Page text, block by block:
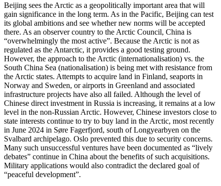
Beijing sees the Arctic as a geopolitically important area that will
gain significance in the long term. As in the Pacific, Beijing can test
its global ambitions and see whether new norms will be accepted
there. As an observer country to the Arctic Council, China is
“overwhelmingly the most active”. Because the Arctic is not as
regulated as the Antarctic, it provides a good testing ground.
However, the approach to the Arctic (inter­nationalisation) vs. the
South China Sea (nationalisation) is being met with resistance from
the Arctic states. Attempts to acquire land in Finland, seaports in
Norway and Sweden, or airports in Greenland and associated
infrastructure projects have also all failed. Although the level of
Chinese direct investment in Russia is increasing, it remains at a low
level in the non-Russian Arctic. However, Chinese investors close to
state interests continue to try to buy land in the Arctic, most recently
in June 2024 in Søre Fagerfjord, south of Longyearbyen on the
Svalbard archipelago. Oslo prevented this due to security concerns.
Many such un­successful ventures have been documented as “lively
debates” continue in China about the benefits of such acquisitions.
Military applications would also contradict the declared goal of
“peaceful development”.